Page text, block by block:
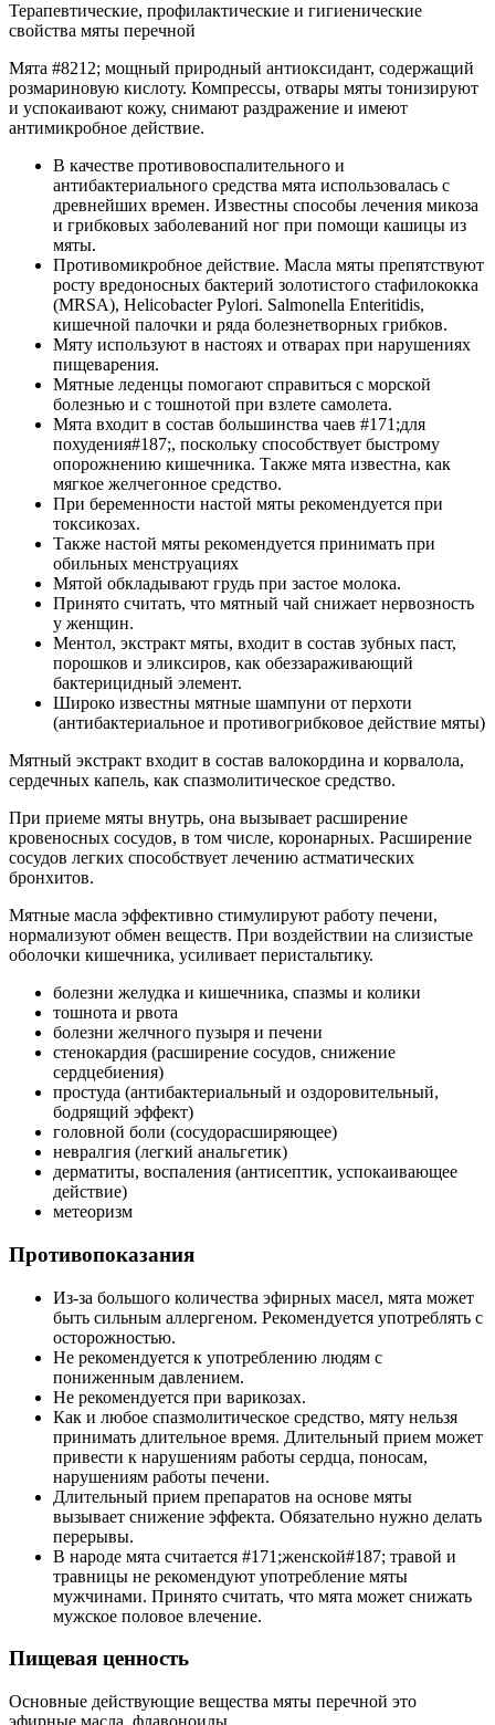
Терапевтические, профилактические и гигиенические
свойства мяты перечной
Мята #8212; мощный природный антиоксидант, содержащий
розмариновую кислоту. Компрессы, отвары мяты тонизируют
и успокаивают кожу, снимают раздражение и имеют
антимикробное действие.
В качестве противовоспалительного и
антибактериального средства мята использовалась с
древнейших времен. Известны способы лечения микоза
и грибковых заболеваний ног при помощи кашицы из
мяты.
Противомикробное действие. Масла мяты препятствуют
росту вредоносных бактерий золотистого стафилококка
(MRSA), Helicobacter Pylori. Salmonella Enteritidis,
кишечной палочки и ряда болезнетворных грибков.
Мяту используют в настоях и отварах при нарушениях
пищеварения.
Мятные леденцы помогают справиться с морской
болезнью и с тошнотой при взлете самолета.
Мята входит в состав большинства чаев #171;для
похудения#187;, поскольку способствует быстрому
опорожнению кишечника. Также мята известна, как
мягкое желчегонное средство.
При беременности настой мяты рекомендуется при
токсикозах.
Также настой мяты рекомендуется принимать при
обильных менструациях
Мятой обкладывают грудь при застое молока.
Принято считать, что мятный чай снижает нервозность
у женщин.
Ментол, экстракт мяты, входит в состав зубных паст,
порошков и эликсиров, как обеззараживающий
бактерицидный элемент.
Широко известны мятные шампуни от перхоти
(антибактериальное и противогрибковое действие мяты)
Мятный экстракт входит в состав валокордина и корвалола,
сердечных капель, как спазмолитическое средство.
При приеме мяты внутрь, она вызывает расширение
кровеносных сосудов, в том числе, коронарных. Расширение
сосудов легких способствует лечению астматических
бронхитов.
Мятные масла эффективно стимулируют работу печени,
нормализуют обмен веществ. При воздействии на слизистые
оболочки кишечника, усиливает перистальтику.
болезни желудка и кишечника, спазмы и колики
тошнота и рвота
болезни желчного пузыря и печени
стенокардия (расширение сосудов, снижение
сердцебиения)
простуда (антибактериальный и оздоровительный,
бодрящий эффект)
головной боли (сосудорасширяющее)
невралгия (легкий анальгетик)
дерматиты, воспаления (антисептик, успокаивающее
действие)
метеоризм
Противопоказания
Из-за большого количества эфирных масел, мята может
быть сильным аллергеном. Рекомендуется употреблять с
осторожностью.
Не рекомендуется к употреблению людям с
пониженным давлением.
Не рекомендуется при варикозах.
Как и любое спазмолитическое средство, мяту нельзя
принимать длительное время. Длительный прием может
привести к нарушениям работы сердца, поносам,
нарушениям работы печени.
Длительный прием препаратов на основе мяты
вызывает снижение эффекта. Обязательно нужно делать
перерывы.
В народе мята считается #171;женской#187; травой и
травницы не рекомендуют употребление мяты
мужчинами. Принято считать, что мята может снижать
мужское половое влечение.
Пищевая ценность
Основные действующие вещества мяты перечной это
эфирные масла, флавоноиды.